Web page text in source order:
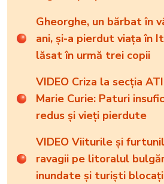
Gheorghe, un bărbat în
ani, și-a pierdut viața în
lăsat în urmă trei copii
VIDEO Criza la secția
Marie Curie: Paturi
redus și vieți pierdute
VIDEO Viiturile și
ravagii pe litoralul
inundate și turiști blocați